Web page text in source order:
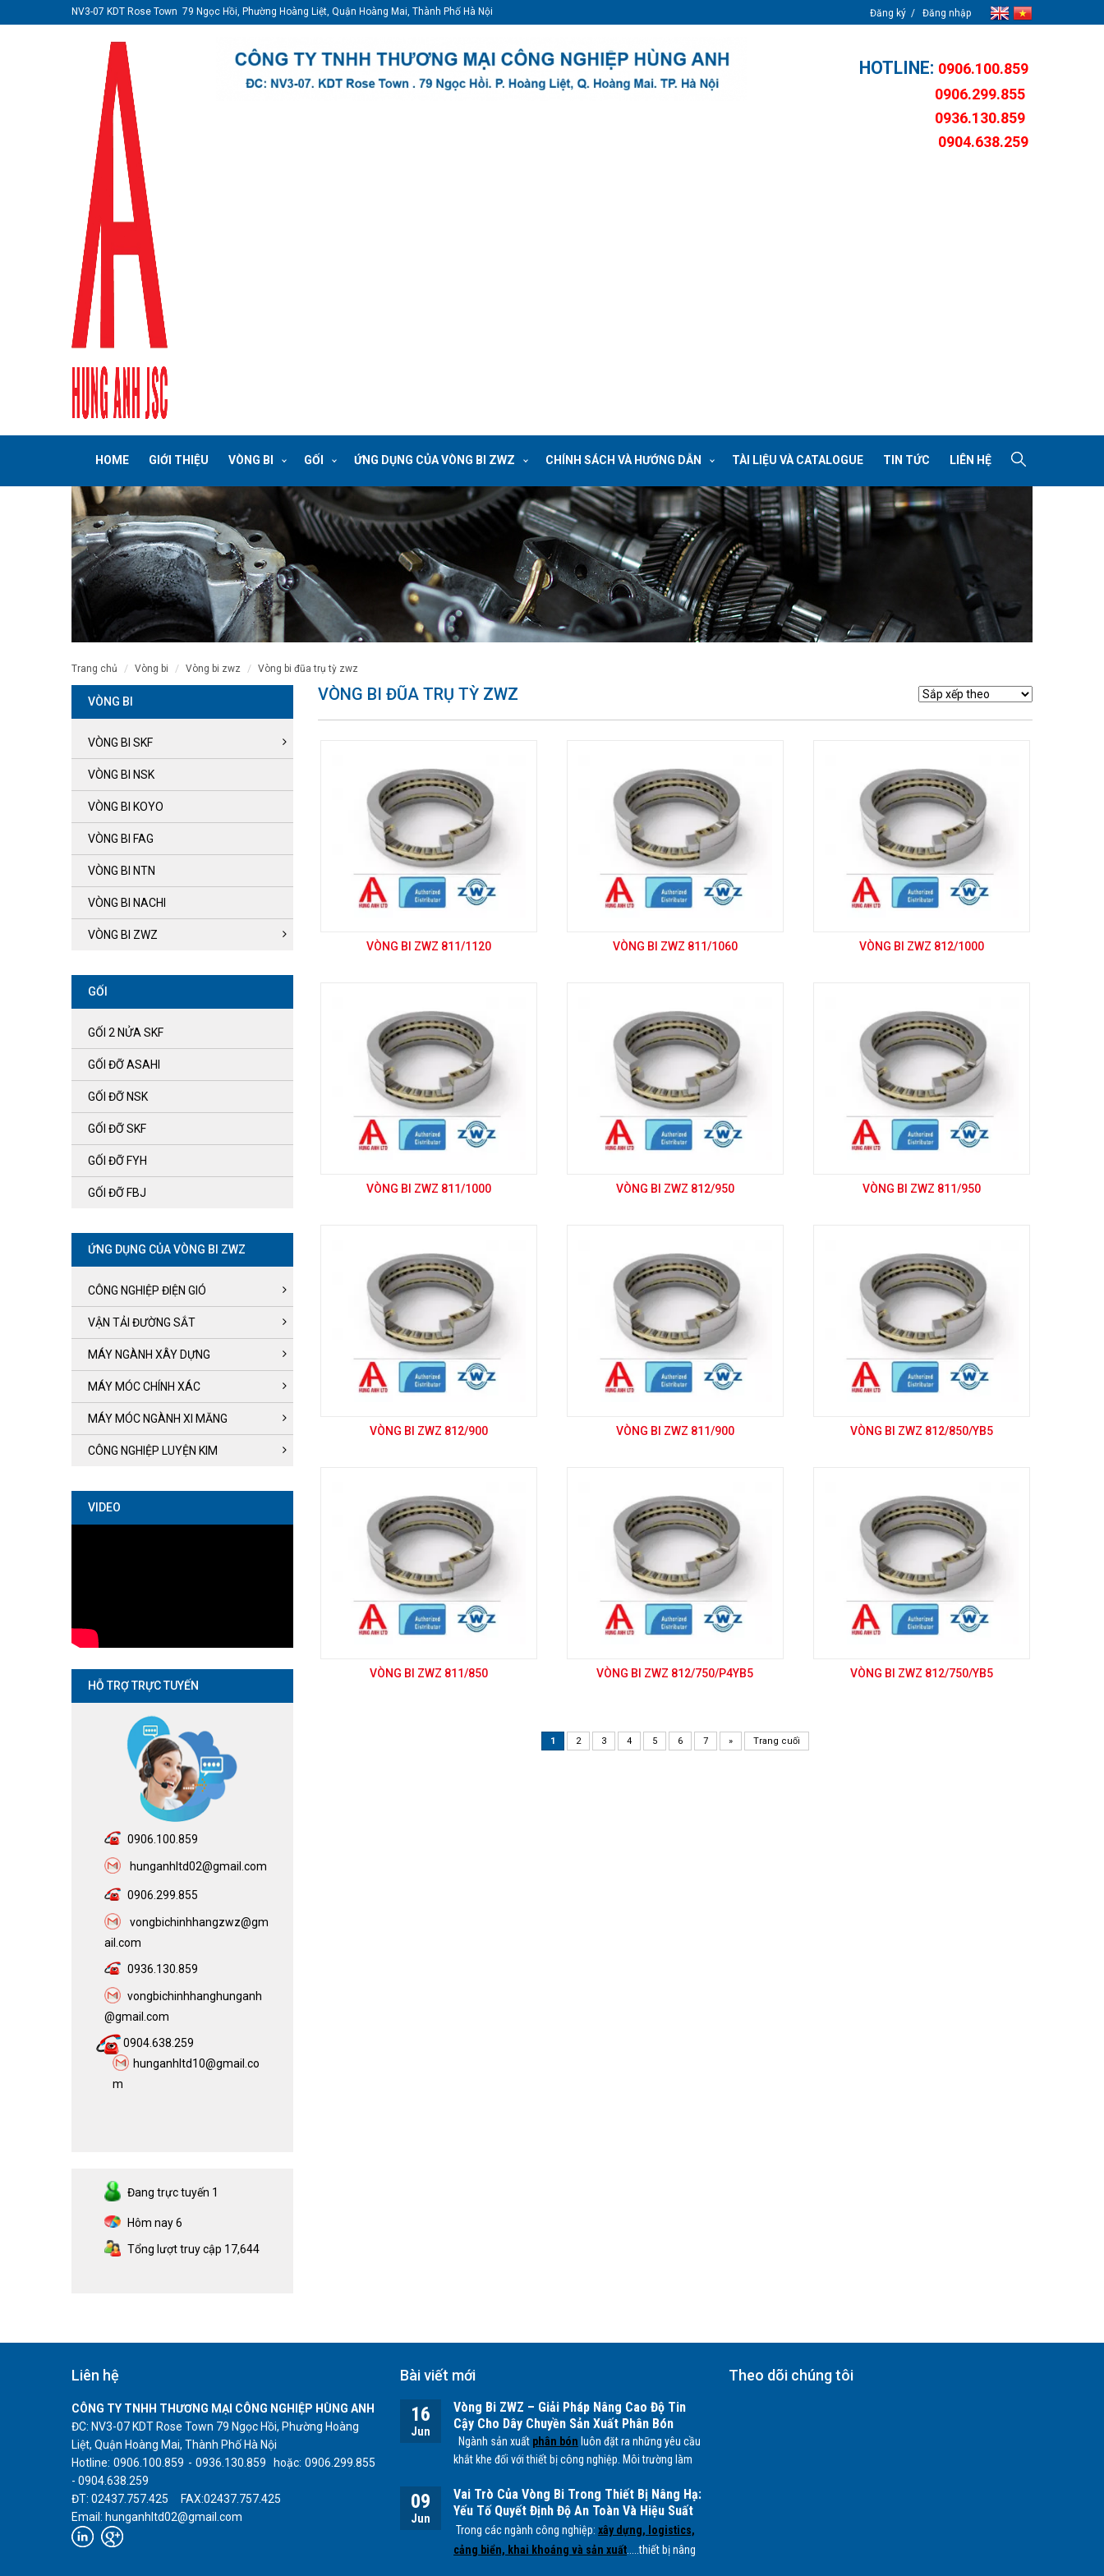
NV3-07 KDT Rose Town 79 Ngọc Hồi, Phường Hoàng Liệt, Quận Hoàng Mai, Thành Phố Hà Nội Đăng ký Đăng nhập
HOTLINE: 0906.100.859
0906.299.855
0936.130.859
0904.638.259
HOME GIỚI THIỆU VÒNG BI GỐI ỨNG DỤNG CỦA VÒNG BI ZWZ CHÍNH SÁCH VÀ HƯỚNG DẪN TÀI LIỆU VÀ CATALOGUE TIN TỨC LIÊN HỆ
trang chủ vòng bi vòng bi zwz vòng bi đũa trụ tỳ zwz
VÒNG BI
VÒNG BI SKF
VÒNG BI NSK
VÒNG BI KOYO
VÒNG BI FAG
VÒNG BI NTN
VÒNG BI NACHI
VÒNG BI ZWZ
GỐI
GỐI 2 NỬA SKF
GỐI ĐỠ ASAHI
GỐI ĐỠ NSK
GỐI ĐỠ SKF
GỐI ĐỠ FYH
GỐI ĐỠ FBJ
ỨNG DỤNG CỦA VÒNG BI ZWZ
CÔNG NGHIỆP ĐIỆN GIÓ
VẬN TẢI ĐƯỜNG SẮT
MÁY NGÀNH XÂY DỰNG
MÁY MÓC CHÍNH XÁC
MÁY MÓC NGÀNH XI MĂNG
CÔNG NGHIỆP LUYỆN KIM
VIDEO
HỖ TRỢ TRỰC TUYẾN
0906.100.859
hunganhltd02@gmail.com
0906.299.855
vongbichinhhangzwz@gm
ail.com​
0936.130.859
vongbichinhhanghunganh
@gmail.com
0904.638.259
hunganhltd10@gmail.co
m
Đang trực tuyến 1
Hôm nay6
Tổng lượt truy cập 17,644
VÒNG BI ĐŨA TRỤ TỲ ZWZ
VÒNG BI ZWZ 811/1120 VÒNG BI ZWZ 811/1060 VÒNG BI ZWZ 812/1000
VÒNG BI ZWZ 811/1000 VÒNG BI ZWZ 812/950 VÒNG BI ZWZ 811/950
VÒNG BI ZWZ 812/900 VÒNG BI ZWZ 811/900 VÒNG BI ZWZ 812/850/YB5
VÒNG BI ZWZ 811/850 VÒNG BI ZWZ 812/750/P4YB5 VÒNG BI ZWZ 812/750/YB5
1 2 3 4 5 6 7 » Trang cuối
Liên hệ
CÔNG TY TNHH THƯƠNG MẠI CÔNG NGHIỆP HÙNG ANH
ĐC: NV3-07 KDT Rose Town 79 Ngọc Hồi, Phường Hoàng
Liệt, Quận Hoàng Mai, Thành Phố Hà Nội
Hotline: 0906.100.859 - 0936.130.859 hoặc: 0906.299.855
- 0904.638.259
ĐT: 02437.757.425 FAX:02437.757.425
Email: hunganhltd02@gmail.com
Bài viết mới
16
Jun
Vòng Bi ZWZ – Giải Pháp Nâng Cao Độ Tin
Cậy Cho Dây Chuyền Sản Xuất Phân Bón
Ngành sản xuất phân bón luôn đặt ra những yêu cầu
khắt khe đối với thiết bị công nghiệp. Môi trường làm
nhân hóa học từ quá trình sản xuấtNPK, lân, đạm...
có thể ảnh hưởng trực tiếp đến tuổi thọ của các bộ
phận cơ khí, đặc biệt là vòng bi.
09
Jun
Vai Trò Của Vòng Bi Trong Thiết Bị Nâng Hạ:
Yếu Tố Quyết Định Độ An Toàn Và Hiệu Suất
Vận Hành
Trong các ngành công nghiệp: xây dựng, logistics,
cảng biển, khai khoáng và sản xuất.....thiết bị nâng
Theo dõi chúng tôi